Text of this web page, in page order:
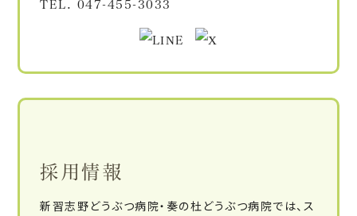
TEL. 047-455-3033
採用情報
新習志野どうぶつ病院・奏の杜どうぶつ病院では、ス